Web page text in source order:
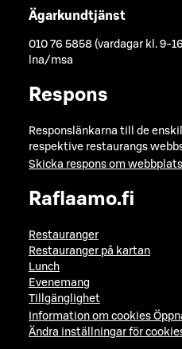
Ägarkundtjänst
010 76 5858 (vardagar kl. 9-
lna/msa
Respons
Responslänkarna till de
respektive restaurangs
Skicka respons om
Raflaamo.fi
Restauranger
Restauranger på kartan
Lunch
Evenemang
Tillgänglighet
Information om cookies
Ändra inställningar för